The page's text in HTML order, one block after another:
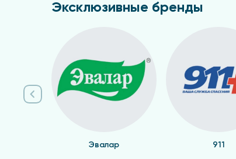
Эксклюзивные бренды
Эвалар 911